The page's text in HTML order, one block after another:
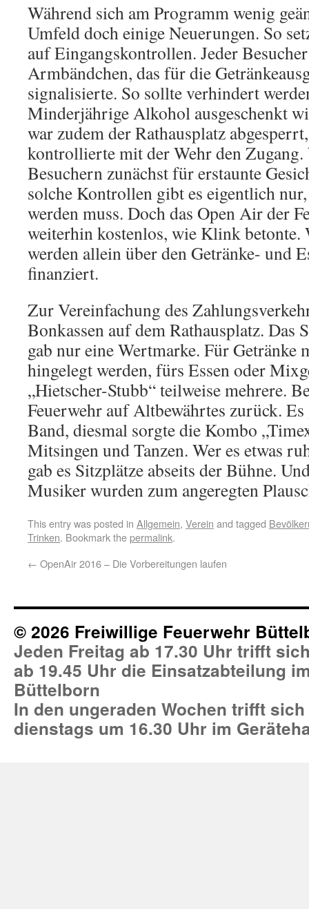
Während sich am Programm wenig
Umfeld doch einige Neuerungen. So
auf Eingangskontrollen. Jeder
Armbändchen, das für die
signalisierte. So sollte verhindert
Minderjährige Alkohol ausgeschenkt
war zudem der Rathausplatz
kontrollierte mit der Wehr den Zugang.
Besuchern zunächst für erstaunte
solche Kontrollen gibt es eigentlich
werden muss. Doch das Open Air der
weiterhin kostenlos, wie Klink betonte.
werden allein über den Getränke- und
finanziert.
Zur Vereinfachung des
Bonkassen auf dem Rathausplatz. Das
gab nur eine Wertmarke. Für Getränke
hingelegt werden, fürs Essen oder
„Hietscher-Stubb“ teilweise mehrere.
Feuerwehr auf Altbewährtes zurück.
Band, diesmal sorgte die Kombo
Mitsingen und Tanzen. Wer es etwas
gab es Sitzplätze abseits der Bühne.
Musiker wurden zum angeregten
This entry was posted in Allgemein, Verein and tagged
Trinken. Bookmark thepermalink.
← OpenAir 2016 – Die Vorbereitungen laufen
© 2026 Freiwillige Feuerwehr
Jeden Freitag ab 17.30 Uhr trifft
ab 19.45 Uhr die Einsatzabteilung
Büttelborn
In den ungeraden Wochen trifft
dienstags um 16.30 Uhr im